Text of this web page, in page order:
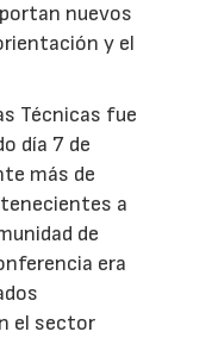
nuevos
y el
Técnicas fue
día 7 de
más de
a
de
era
el sector